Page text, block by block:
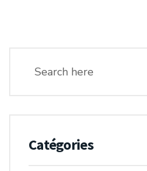
Catégories